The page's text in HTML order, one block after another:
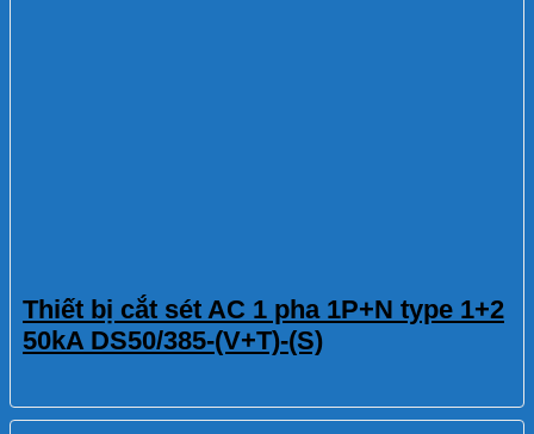
Thiết bị cắt sét AC 1 pha 1P+N type 1+2
50kA DS50/385-(V+T)-(S)